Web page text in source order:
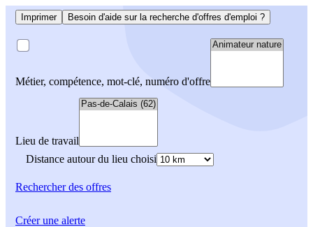
Imprimer Besoin d'aide sur la recherche d'offres d'emploi ?
Métier, compétence, mot-clé, numéro d'offre
Lieu de travail
Distance autour du lieu choisi
Rechercherdes offres
Créer une alerte